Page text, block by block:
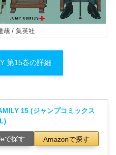
哉 / 集英社
第15巻の詳細
15 (ジャンプコミックス
で探す Amazonで探す